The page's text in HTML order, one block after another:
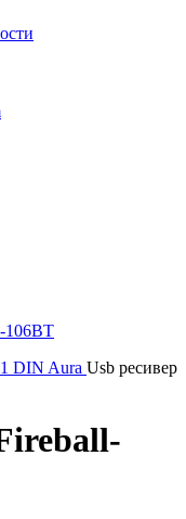
1 DIN Aura Usb ресивер